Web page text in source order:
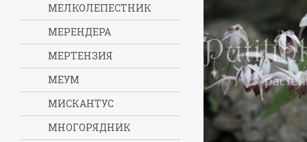
МЕЛКОЛЕПЕСТНИК
МЕРЕНДЕРА
МЕРТЕНЗИЯ
МЕУМ
МИСКАНТУС
МНОГОРЯДНИК